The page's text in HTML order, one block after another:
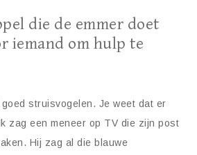
die de emmer doet
iemand om hulp te
struisvogelen. Je weet dat er
zag een meneer op TV die zijn post
Hij zag al die blauwe